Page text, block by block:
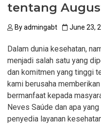
tentang
Byadmingabt June 23,
Dalam dunia kesehatan,
menjadi salah satu yang
dan komitmen yang tinggi
kami berusaha
bermanfaat kepada
Neves Saúde dan apa
penyedia layanan